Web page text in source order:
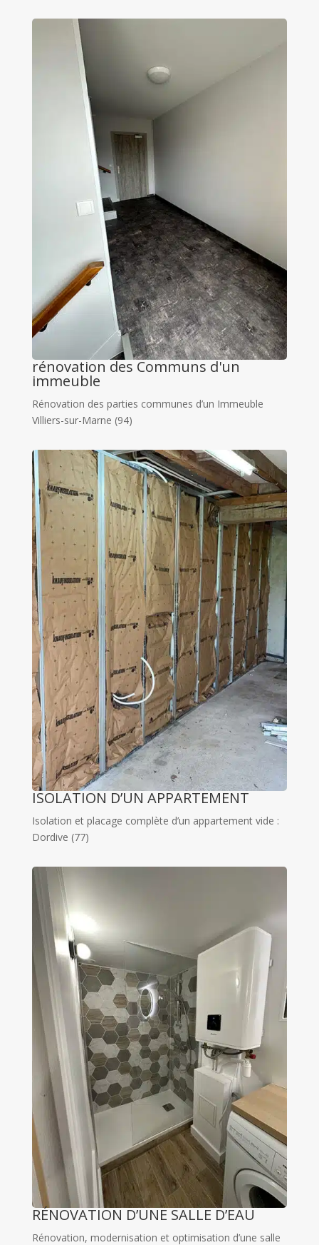
rénovation des Communs d'un
immeuble
Rénovation des parties communes d’un Immeuble
Villiers-sur-Marne (94)
ISOLATION D’UN APPARTEMENT
Isolation et placage complète d’un appartement vide :
Dordive (77)
RÉNOVATION D’UNE SALLE D’EAU
Rénovation, modernisation et optimisation d’une salle